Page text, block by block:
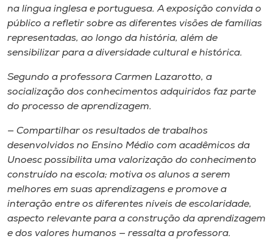
A+
na língua inglesa e portuguesa. A exposição convida o
público a refletir sobre as diferentes visões de famílias
representadas, ao longo da história, além de
sensibilizar para a diversidade cultural e histórica.
Segundo a professora Carmen Lazarotto, a
socialização dos conhecimentos adquiridos faz parte
do processo de aprendizagem.
— Compartilhar os resultados de trabalhos
desenvolvidos no Ensino Médio com acadêmicos da
Unoesc possibilita uma valorização do conhecimento
construído na escola; motiva os alunos a serem
melhores em suas aprendizagens e promove a
interação entre os diferentes níveis de escolaridade,
aspecto relevante para a construção da aprendizagem
e dos valores humanos — ressalta a professora.